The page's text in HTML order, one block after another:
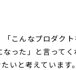
こんなプロダクト
った」と言ってく
いと考えています。